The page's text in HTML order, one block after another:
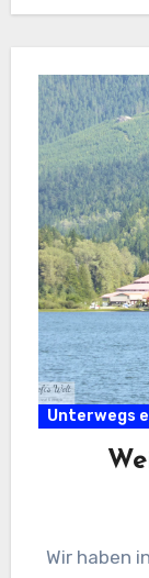
Unterwegs
Wir haben